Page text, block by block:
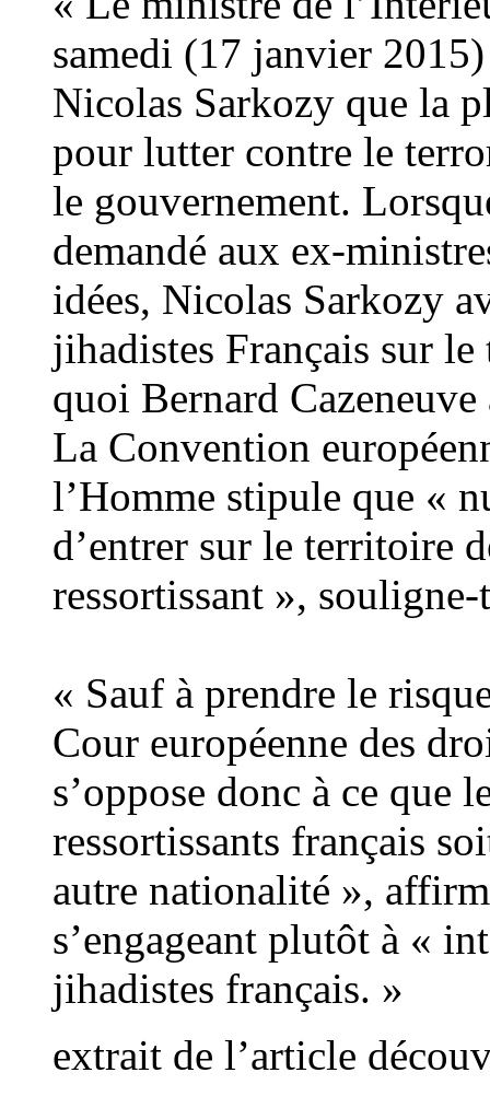
samedi (17 janvier 2015)
Nicolas Sarkozy que la
pour lutter contre le
le gouvernement.
demandé aux ex-
idées, Nicolas Sarkozy
jihadistes Français sur
quoi Bernard
La Convention
l’Homme stipule que «
d’entrer sur le territoire
ressortissant »,
« Sauf à prendre le
Cour européenne des
s’oppose donc à ce que
ressortissants français
autre nationalité »,
s’engageant plutôt à «
jihadistes français. »
extrait de l’article